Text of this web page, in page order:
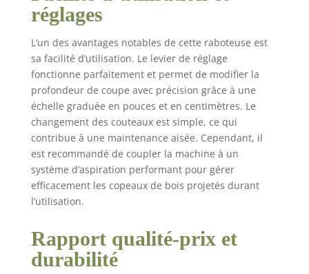
réglages
L’un des avantages notables de cette raboteuse est
sa facilité d’utilisation. Le levier de réglage
fonctionne parfaitement et permet de modifier la
profondeur de coupe avec précision grâce à une
échelle graduée en pouces et en centimètres. Le
changement des couteaux est simple, ce qui
contribue à une maintenance aisée. Cependant, il
est recommandé de coupler la machine à un
système d’aspiration performant pour gérer
efficacement les copeaux de bois projetés durant
l’utilisation.
Rapport qualité-prix et
durabilité